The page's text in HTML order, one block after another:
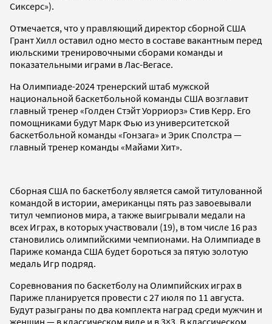
Сиксерс»).
Отмечается, что у правляющий директор сборной США
Грант Хилл оставил одно место в составе вакантным перед
июльскими тренировочными сборами команды и
показательными играми в Лас-Вегасе.
На Олимпиаде-2024 тренерский штаб мужской
национальной баскетбольной команды США возглавит
главный тренер «Голден Стэйт Уорриорз» Стив Керр. Его
помощниками будут Марк Фью из университетской
баскетбольной команды «Гонзага» и Эрик Сполстра —
главный тренер команды «Майами Хит».
Сборная США по баскетболу является самой титулованной
командой в истории, американцы пять раз завоевывали
титул чемпионов мира, а также выигрывали медали на
всех Играх, в которых участвовали (19), в том числе 16 раз
становились олимпийскими чемпионами. На Олимпиаде в
Париже команда США будет бороться за пятую золотую
медаль Игр подряд.
Соревнования по баскетболу на Олимпийских играх в
Париже планируется провести с 27 июля по 11 августа.
Будут разыграны по два комплекта наград среди мужчин и
женщин — в классическом виде и в 3×3. В классическом